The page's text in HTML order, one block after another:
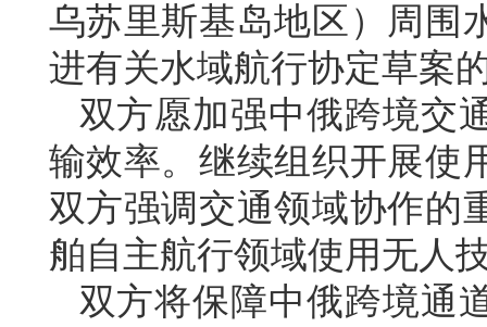
乌苏里斯基岛地区）周围
进有关水域航行协定草案
双方愿加强中俄跨境交
输效率。继续组织开展使
双方强调交通领域协作的
舶自主航行领域使用无人
双方将保障中俄跨境通